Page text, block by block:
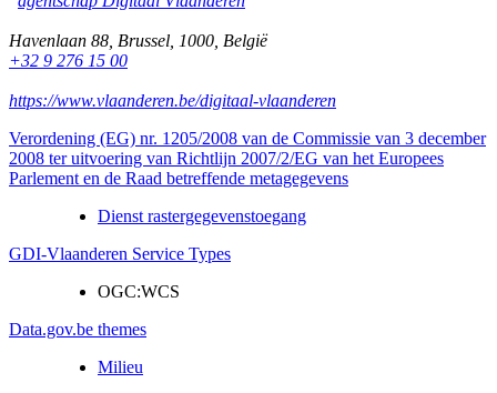
Havenlaan 88 Brussel 1000 België
+32 9 276 15 00
https://www.vlaanderen.be/digitaal-vlaanderen
Verordening (EG) nr. 1205/2008 van de Commissie van 3 december
2008 ter uitvoering van Richtlijn 2007/2/EG van het Europees
Parlement en de Raad betreffende metagegevens
Dienst rastergegevenstoegang
GDI-Vlaanderen Service Types
OGC:WCS
Data.gov.be themes
Milieu